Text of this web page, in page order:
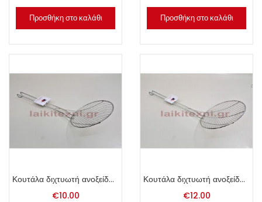
Προσθήκη στο καλάθι Προσθήκη στο καλάθι
Κουτάλα διχτυωτή ανοξείδωτη 18cm.
€10.00
Κουτάλα διχτυωτή ανοξείδωτη 22cm.
€12.00